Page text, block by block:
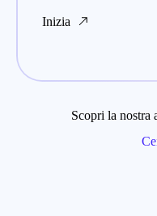
Inizia
Scopri la nostra